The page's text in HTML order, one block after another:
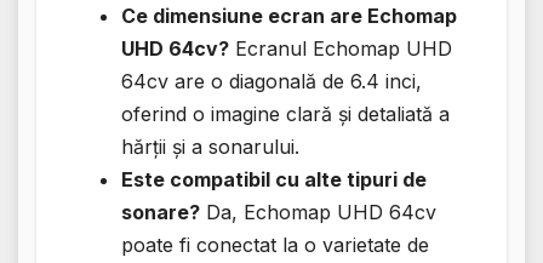
Ce dimensiune ecran are Echomap
UHD 64cv? Ecranul Echomap UHD
64cv are o diagonală de 6.4 inci,
oferind o imagine clară și detaliată a
hărții și a sonarului.
Este compatibil cu alte tipuri de
sonare? Da, Echomap UHD 64cv
poate fi conectat la o varietate de